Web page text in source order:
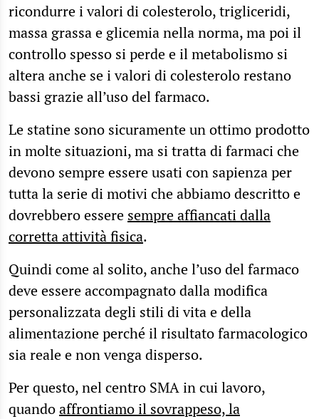
ricondurre i valori di colesterolo, trigliceridi,
massa grassa e glicemia nella norma, ma poi il
controllo spesso si perde e il metabolismo si
altera anche se i valori di colesterolo restano
bassi grazie all’uso del farmaco.
Le statine sono sicuramente un ottimo prodotto
in molte situazioni, ma si tratta di farmaci che
devono sempre essere usati con sapienza per
tutta la serie di motivi che abbiamo descritto e
dovrebbero essere sempre affiancati dalla
corretta attività fisica.
Quindi come al solito, anche l’uso del farmaco
deve essere accompagnato dalla modifica
personalizzata degli stili di vita e della
alimentazione perché il risultato farmacologico
sia reale e non venga disperso.
Per questo, nel centro SMA in cui lavoro,
quandoaffrontiamo il sovrappeso, la